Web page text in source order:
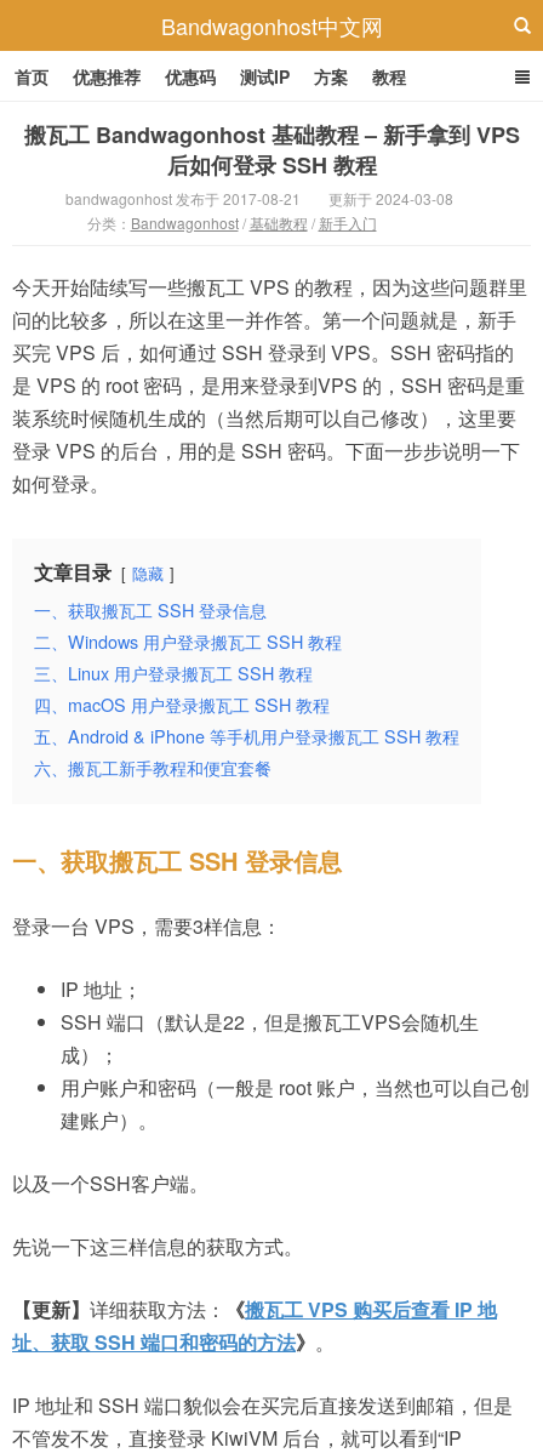
Bandwagonhost中文网
首页 优惠推荐 优惠码 测试IP 方案 教程
搬瓦工 Bandwagonhost 基础教程 – 新手拿到 VPS
后如何登录 SSH 教程
bandwagonhost 发布于 2017-08-21
更新于 2024-03-08
分类： Bandwagonhost/基础教程 / 新手入门
今天开始陆续写一些搬瓦工 VPS 的教程，因为这些问题群里
问的比较多，所以在这里一并作答。第一个问题就是，新手
买完 VPS 后，如何通过 SSH 登录到 VPS。SSH 密码指的
是 VPS 的 root 密码，是用来登录到VPS 的，SSH 密码是重
装系统时候随机生成的（当然后期可以自己修改），这里要
登录 VPS 的后台，用的是 SSH 密码。下面一步步说明一下
如何登录。
文章目录 隐藏
一、获取搬瓦工 SSH 登录信息
二、Windows 用户登录搬瓦工 SSH 教程
三、Linux 用户登录搬瓦工 SSH 教程
四、macOS 用户登录搬瓦工 SSH 教程
五、Android & iPhone 等手机用户登录搬瓦工 SSH 教程
六、搬瓦工新手教程和便宜套餐
一、获取搬瓦工 SSH 登录信息
登录一台 VPS，需要3样信息：
IP 地址；
SSH 端口（默认是22，但是搬瓦工VPS会随机生
成）；
用户账户和密码（一般是 root 账户，当然也可以自己创
建账户）。
以及一个SSH客户端。
先说一下这三样信息的获取方式。
【更新】 详细获取方法： 《搬瓦工 VPS 购买后查看 IP 地
址、获取 SSH 端口和密码的方法》 。
IP 地址和 SSH 端口貌似会在买完后直接发送到邮箱，但是
不管发不发，直接登录 KiwiVM 后台，就可以看到“IP